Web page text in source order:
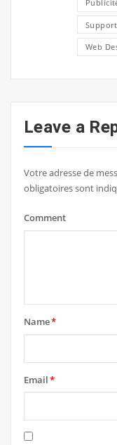
Web
Leave a
Votre adresse de
obligatoires sont
Comment
Name*
Email*